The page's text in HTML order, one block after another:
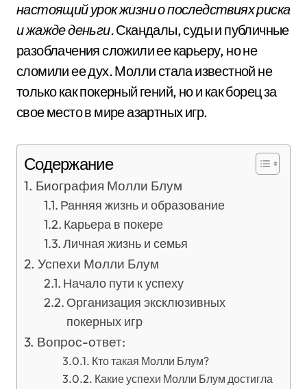
настоящий урок жизни о последствиях риска
и жажде деньги.Скандалы, суды и публичные
разоблачения сложили ее карьеру, но не
сломили ее дух. Молли стала известной не
только как покерный гений, но и как борец за
свое место в мире азартных игр.
Содержание
Биография Молли Блум
Ранняя жизнь и образование
Карьера в покере
Личная жизнь и семья
Успехи Молли Блум
Начало пути к успеху
Организация эксклюзивных
покерных игр
Вопрос-ответ:
Кто такая Молли Блум?
Какие успехи Молли Блум достигла